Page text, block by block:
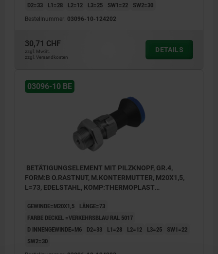
D2=33
L1=28 L2=12 L3=25 SW1=22 SW2=30
Bestellnummer: 03096-10-124202
30,71 CHF
zzgl. MwSt.
zzgl. Versandkosten
DETAILS
03096-10 BE
BETÄTIGUNGSELEMENT MIT PILZKNOPF, GR.4,
FORM:B O.RASTNUT, M.KONTERMUTTER, M20X1,5,
L=73, EDELSTAHL, KOMP:THERMOPLAST
GEWINDE=M20X1,5
LÄNGE=73
FARBE DECKEL =VERKEHRSBLAU RAL 5017
D INNENGEWINDE=M6
D2=33 L1=28 L2=12 L3=25
SW1=22
SW2=30